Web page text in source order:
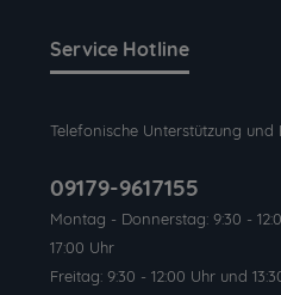
Service Hotline
Telefonische Unterstützung und
09179-9617155
Montag - Donnerstag: 9:30 -
17:00 Uhr
Freitag: 9:30 - 12:00 Uhr und